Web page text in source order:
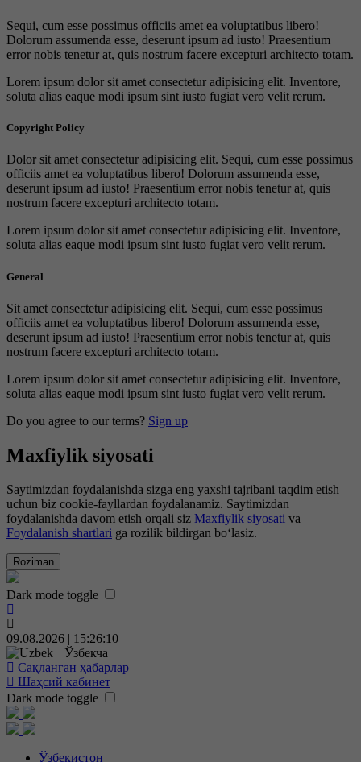
Sequi, cum esse possimus officiis amet ea voluptatibus libero!
Dolorum assumenda esse, deserunt ipsum ad iusto! Praesentium
error nobis tenetur at, quis nostrum facere excepturi architecto totam.
Lorem ipsum dolor sit amet consectetur adipisicing elit. Inventore,
soluta alias eaque modi ipsum sint iusto fugiat vero velit rerum.
Copyright Policy
Dolor sit amet consectetur adipisicing elit. Sequi, cum esse possimus
officiis amet ea voluptatibus libero! Dolorum assumenda esse,
deserunt ipsum ad iusto! Praesentium error nobis tenetur at, quis
nostrum facere excepturi architecto totam.
Lorem ipsum dolor sit amet consectetur adipisicing elit. Inventore,
soluta alias eaque modi ipsum sint iusto fugiat vero velit rerum.
General
Sit amet consectetur adipisicing elit. Sequi, cum esse possimus
officiis amet ea voluptatibus libero! Dolorum assumenda esse,
deserunt ipsum ad iusto! Praesentium error nobis tenetur at, quis
nostrum facere excepturi architecto totam.
Lorem ipsum dolor sit amet consectetur adipisicing elit. Inventore,
soluta alias eaque modi ipsum sint iusto fugiat vero velit rerum.
Do you agree to our terms? Sign up
Maxfiylik siyosati
Saytimizdan foydalanishda sizga eng yaxshi tajribani taqdim etish
uchun biz cookie-fayllardan foydalanamiz. Saytimizdan
foydalanishda davom etish orqali siz Maxfiylik siyosati va
Foydalanish shartlari ga rozilik bildirgan bo‘lasiz.
Roziman
Dark mode toggle
09.08.2026 | 15:26:11
Ўзбекча
Сақланган ҳабарлар
Шаҳсий кабинет
Dark mode toggle
Ўзбекистон